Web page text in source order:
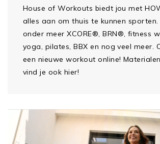
House of Workouts biedt jou met
alles aan om thuis te kunnen sporten.
onder meer XCORE®, BRN®, fitness
yoga, pilates, BBX en nog veel meer.
een nieuwe workout online!
vind je ook hier!